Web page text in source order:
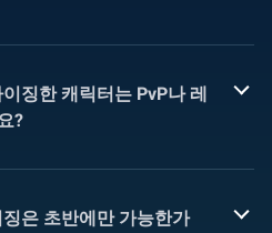
징한 캐릭터는 PvP나 레
?
은 초반에만 가능한가